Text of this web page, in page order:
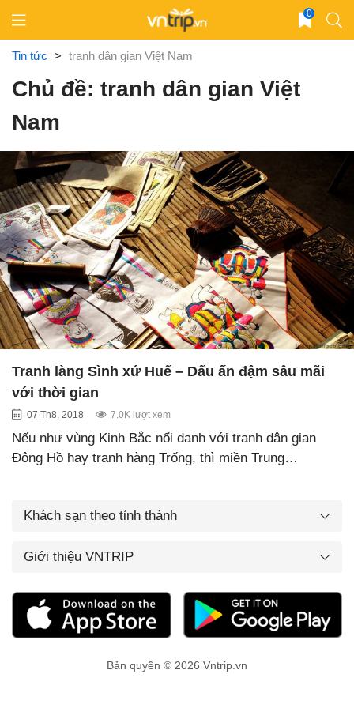
content
0
Tin tức > tranh dân gian Việt Nam
Chủ đề: tranh dân gian Việt
Nam
Tranh làng Sình xứ Huế – Dấu ấn đậm sâu mãi
với thời gian
07 Th8, 2018 7.0K lượt xem
Nếu như vùng Kinh Bắc nổi danh với tranh dân gian
Đông Hồ hay tranh hàng Trống, thì miền Trung…
Khách sạn theo tỉnh thành
Giới thiệu VNTRIP
Bản quyền © 2026 Vntrip.vn